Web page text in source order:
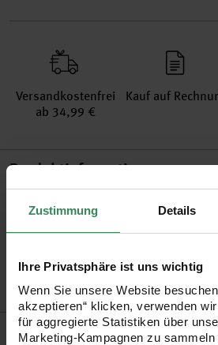
Zustimmung Details
Ihre Privatsphäre ist uns wichtig
Wenn Sie unsere Website
akzeptieren“ klicken, verwenden
für aggregierte Statistiken über
Marketing-Kampagnen zu
Versand­kosten­frei
ab 34,99 €
Kauf auf
Produktinformation
Größe
Artikel-Nr.701280
Produktbeschreibung